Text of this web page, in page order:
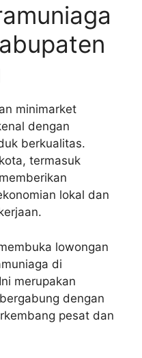
minimarket
dengan
berkualitas.
termasuk
lokal dan
lowongan
di
merupakan
dengan
pesat dan